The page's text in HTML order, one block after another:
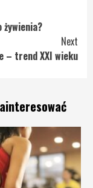
żywienia?
Next
– trend XXI wieku